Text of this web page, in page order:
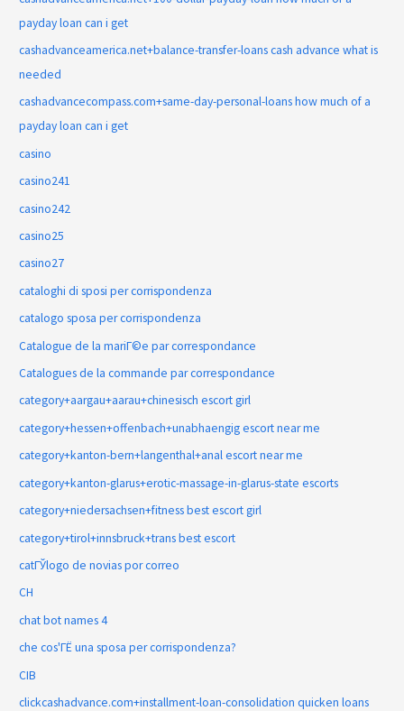
payday loan can i get
cashadvanceamerica.net+balance-transfer-loans cash advance what is
needed
cashadvancecompass.com+same-day-personal-loans how much of a
payday loan can i get
casino
casino241
casino242
casino25
casino27
cataloghi di sposi per corrispondenza
catalogo sposa per corrispondenza
Catalogue de la mariГ©e par correspondance
Catalogues de la commande par correspondance
category+aargau+aarau+chinesisch escort girl
category+hessen+offenbach+unabhaengig escort near me
category+kanton-bern+langenthal+anal escort near me
category+kanton-glarus+erotic-massage-in-glarus-state escorts
category+niedersachsen+fitness best escort girl
category+tirol+innsbruck+trans best escort
catГЎlogo de novias por correo
CH
chat bot names 4
che cos'ГЁ una sposa per corrispondenza?
CIB
clickcashadvance.com+installment-loan-consolidation quicken loans